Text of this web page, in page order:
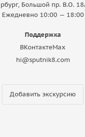
Большой пр. В.О.
Ежедневно 10:00 — 18:00
Поддержка
ВКонтактеMax
hi@sputnik8.com
Добавить экскурсию